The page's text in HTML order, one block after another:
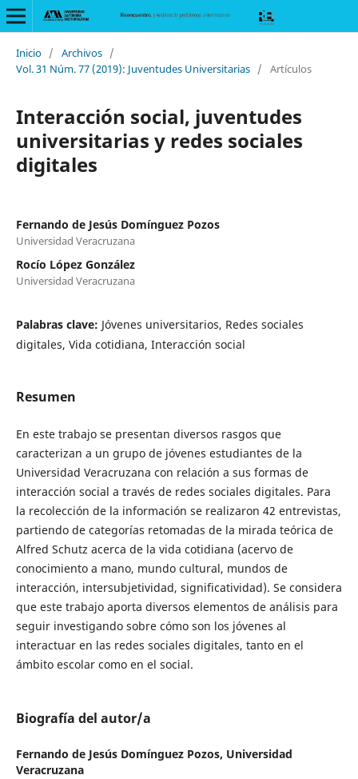
Inicio / Archivos /
Vol. 31 Núm. 77 (2019): Juventudes Universitarias / Artículos
Interacción social, juventudes
universitarias y redes sociales
digitales
Fernando de Jesús Domínguez Pozos
Universidad Veracruzana
Rocío López González
Universidad Veracruzana
Palabras clave: Jóvenes universitarios, Redes sociales
digitales, Vida cotidiana, Interacción social
Resumen
En este trabajo se presentan diversos rasgos que
caracterizan a un grupo de jóvenes estudiantes de la
Universidad Veracruzana con relación a sus formas de
interacción social a través de redes sociales digitales. Para
la recolección de la información se realizaron 42 entrevistas,
partiendo de categorías retomadas de la mirada teórica de
Alfred Schutz acerca de la vida cotidiana (acervo de
conocimiento a mano, mundo cultural, mundos de
interacción, intersubjetividad, significatividad). Se considera
que este trabajo aporta diversos elementos de análisis para
seguir investigando sobre cómo son los jóvenes al
interactuar en las redes sociales digitales, tanto en el
ámbito escolar como en el social.
Biografía del autor/a
Fernando de Jesús Domínguez Pozos, Universidad
Veracruzana